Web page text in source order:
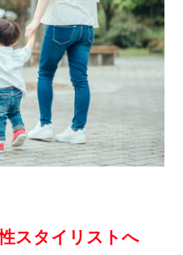
スタイリストへ